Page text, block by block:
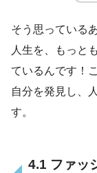
そう思っている
人生を、もっと
ているんです！
自分を発見し、
す。
4.1 ファッ